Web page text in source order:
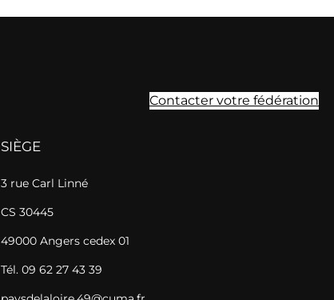
Contacter votre fédération
SIÈGE
3 rue Carl Linné
CS 30445
49000 Angers cedex 01
Tél. 09 62 27 43 39